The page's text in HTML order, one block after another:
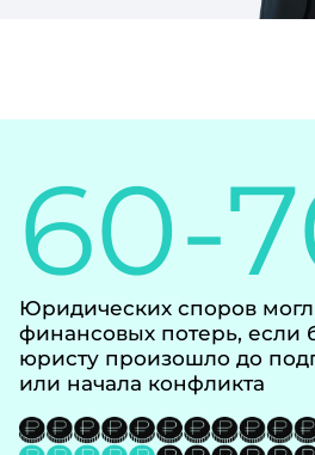
60-
Юридических споров
финансовых потерь,
юристу произошло до
или начала конфликта